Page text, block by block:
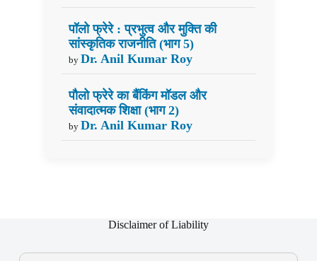
पॉलो फ्रेरे : प्रभुत्व और मुक्ति की
सांस्कृतिक राजनीति (भाग 5)
by Dr. Anil Kumar Roy
पौलो फ्रेरे का बैंकिंग मॉडल और
संवादात्मक शिक्षा (भाग 2)
by Dr. Anil Kumar Roy
Disclaimer of Liability